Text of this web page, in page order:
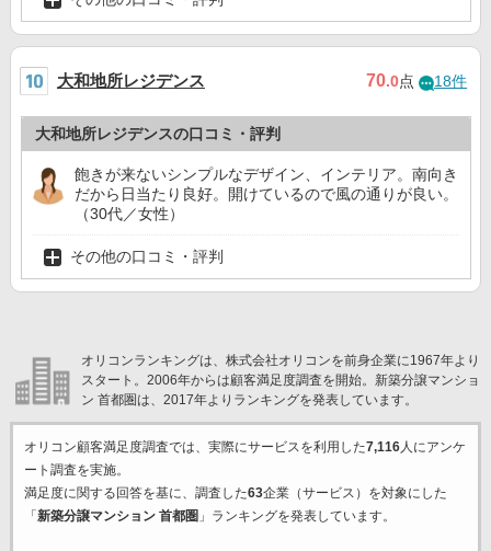
大和地所レジデンス 70.0点 18件
大和地所レジデンスの口コミ・評判
飽きが来ないシンプルなデザイン、インテリア。南向き
だから日当たり良好。開けているので風の通りが良い。
（30代／女性）
その他の口コミ・評判
オリコンランキングは、株式会社オリコンを前身企業に1967年より
スタート。2006年からは顧客満足度調査を開始。新築分譲マンショ
ン 首都圏は、2017年よりランキングを発表しています。
オリコン顧客満足度調査では、実際にサービスを利用した7,116人にアンケ
ート調査を実施。
満足度に関する回答を基に、調査した63企業（サービス）を対象にした
「 新築分譲マンション 首都圏 」ランキングを発表しています。